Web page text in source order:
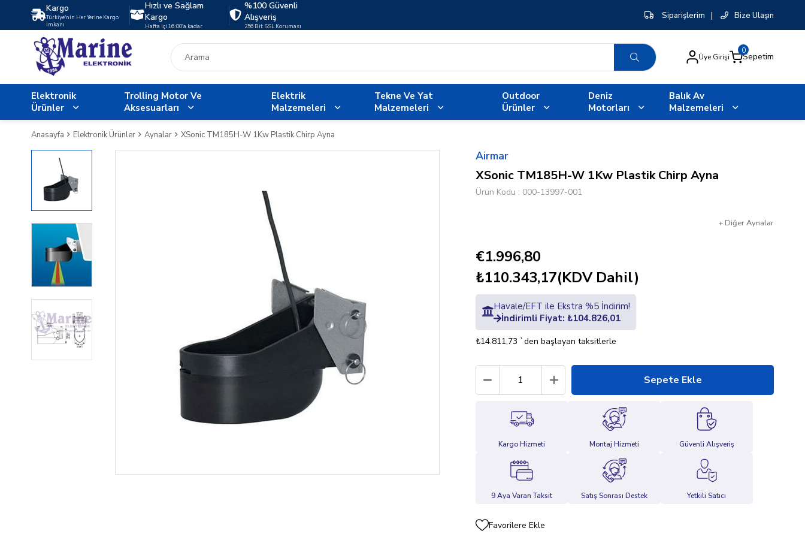
Kargo
Türkiye'nin Her Yerine Kargo
İmkanı
Hızlı ve Sağlam
Kargo
Hafta içi 16:00'a kadar
%100 Güvenli
Alışveriş
256 Bit SSL Koruması
Siparişlerim | Bize Ulaşın
Üye Girişi Sepetim
0
Elektronik
Ürünler
Trolling Motor Ve
Aksesuarları
Elektrik
Malzemeleri
Tekne Ve Yat
Malzemeleri
Outdoor
Ürünler
Deniz
Motorları
Balık Av
Malzemeleri
Anasayfa Elektronik Ürünler Aynalar XSonic TM185H-W 1Kw Plastik Chirp Ayna
Airmar
XSonic TM185H-W 1Kw Plastik Chirp Ayna
Ürün Kodu 000-13997-001
+ DiğerAynalar
€1.996,80
₺110.343,17(KDV Dahil)
Havale/EFT ile Ekstra %5 İndirim!
İndirimli Fiyat: ₺104.826,01
₺14.811,73 `den başlayan taksitlerle
Kargo Hizmeti Montaj Hizmeti Güvenli Alışveriş
9 Aya Varan Taksit Satış Sonrası Destek Yetkili Satıcı
Favorilere Ekle